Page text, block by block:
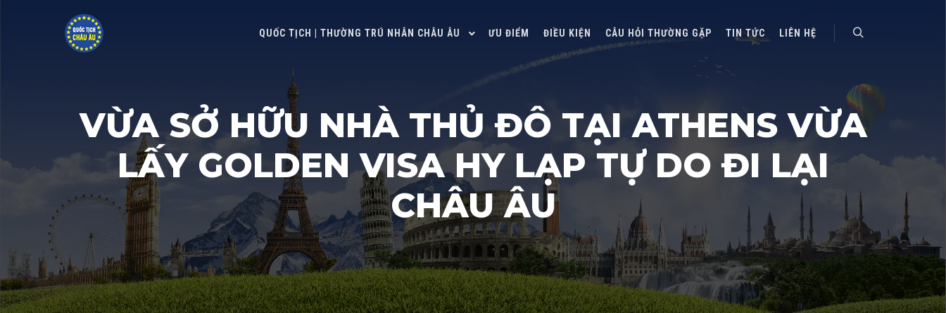
QUỐC TỊCH | THƯỜNG TRÚ NHÂN CHÂU ÂU ƯU ĐIỂM ĐIỀU KIỆN CÂU HỎI THƯỜNG GẶP TIN TỨC LIÊN HỆ
VỪA SỞ HỮU NHÀ THỦ ĐÔ TẠI ATHENS VỪA
LẤY GOLDEN VISA HY LẠP TỰ DO ĐI LẠI
CHÂU ÂU